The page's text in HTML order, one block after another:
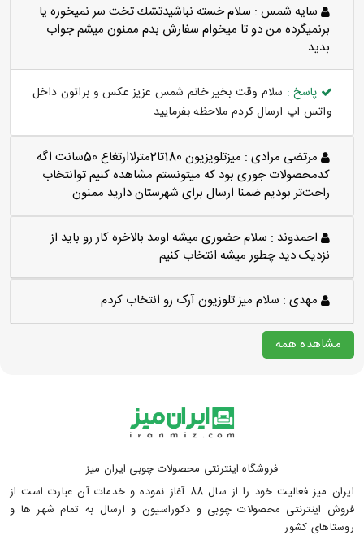
سايه شمس : سلام خسته نباشيدتشك تخت سر نميخوره يا
برنميگرده من دو تا ميخوام سفارش بدم ممنون ميشم جواب
بديد
پاسخ : سلام وقت بخیر خانم شمس عزیز عکس و براتون داخل
واتس اپ ارسال کردم ملاحظه بفرمایید .
مرتضی مرادی :
میزتلویزیون 180تا2مترلاارتغاع 50سانت اگه
کدمحصولات جوری بود که میتونستم مشاهده کنیم توانتخاب
راحت‌تر بودیم ضمنا ارسال برای شهرستان دارید ممنون
احمدوند : سلام حضوری میشه اومد بالاخره کار رو باید از
نزدیک دید چطور میشه انتخاب کنیم
مهدی : سلام میز تلوزیون آرک رو انتخاب کردم
مشاهده همه
فروشگاه اینترنتی محصولات چوبی ایران میز
ایران میز فعالیت خود را از سال 88 آغاز نموده و خدمات آن عبارت است از
فروش اینترنتی محصولات چوبی و دکوراسیون و ارسال به تمام شهر ها و
روستاهای کشور